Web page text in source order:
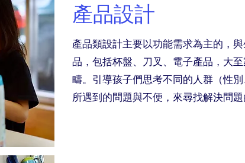
產品設計
產品類設計主要以功能需求為主的，
品，包括杯盤、刀叉、電子產品，大
疇。引導孩子們思考不同的人群（性
所遇到的問題與不便，來尋找解決問題